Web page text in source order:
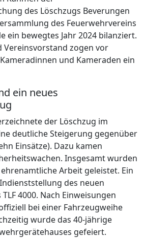
des Löschzugs Beverungen
des Feuerwehrvereins
ein bewegtes Jahr 2024 bilanziert.
Vereinsvorstand zogen vor
und Kameraden ein
ein neues
der Löschzug im
deutliche Steigerung gegenüber
Einsätze). Dazu kamen
Insgesamt wurden
Arbeit geleistet. Ein
des neuen
4000. Nach Einweisungen
bei einer Fahrzeugweihe
wurde das 40-jährige
gefeiert.